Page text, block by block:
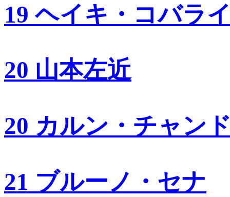
19 ヘイキ・コバラ
20 山本左近
20 カルン・チャン
21 ブルーノ・セナ